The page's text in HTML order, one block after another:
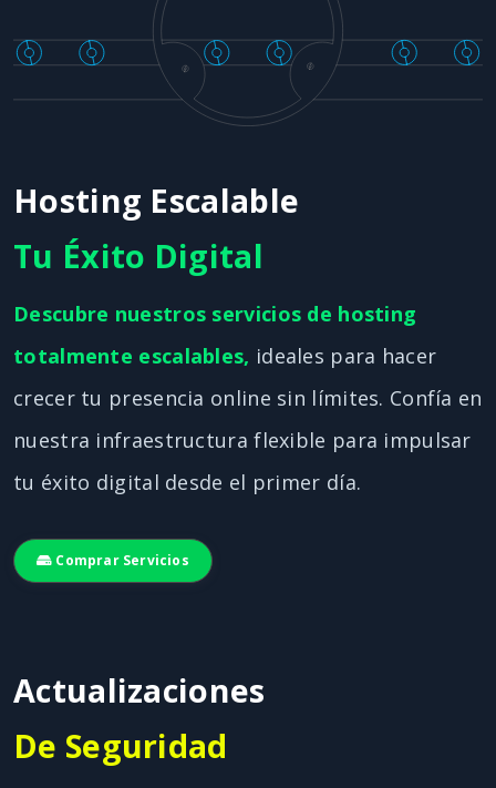
Hosting Escalable
Tu Éxito Digital
Descubre nuestros servicios de hosting
totalmente escalables, ideales para hacer
crecer tu presencia online sin límites. Confía en
nuestra infraestructura flexible para impulsar
tu éxito digital desde el primer día.
Comprar Servicios
Actualizaciones
De Seguridad